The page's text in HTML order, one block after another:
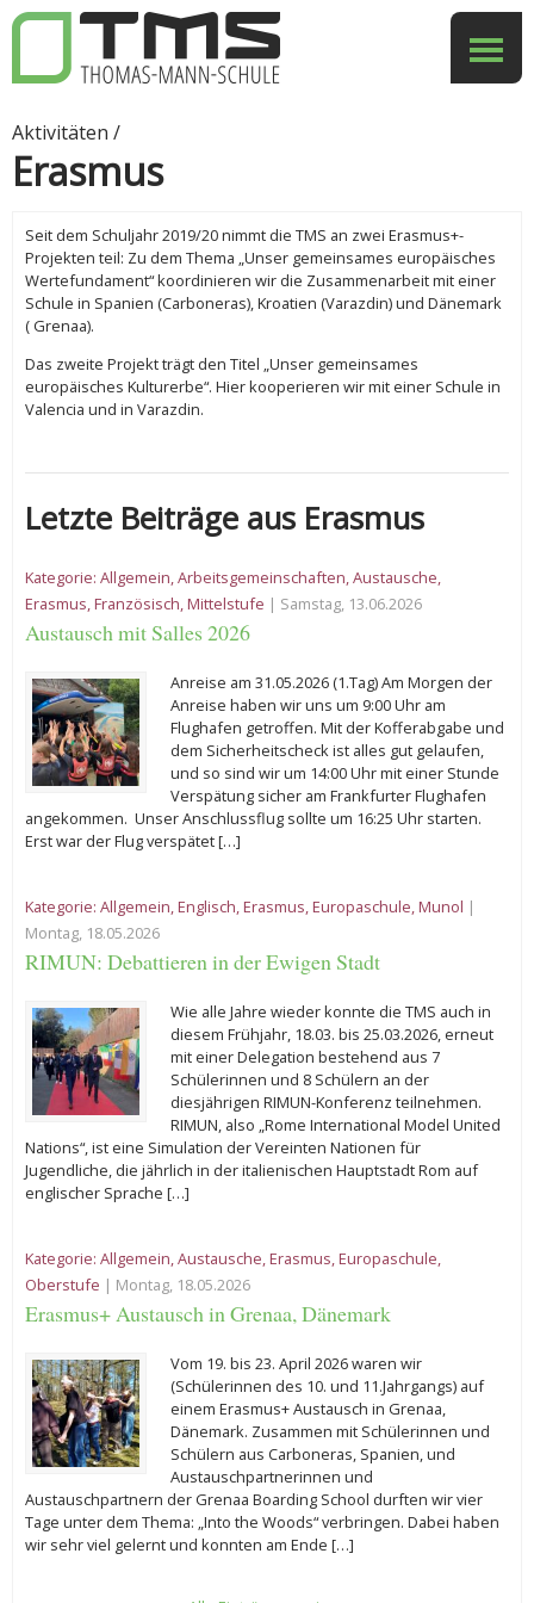
Aktivitäten /
Erasmus
Seit dem Schuljahr 2019/20 nimmt die TMS an zwei Erasmus+-
Projekten teil: Zu dem Thema „Unser gemeinsames europäisches
Wertefundament“ koordinieren wir die Zusammenarbeit mit einer
Schule in Spanien (Carboneras), Kroatien (Varazdin) und Dänemark
( Grenaa).
Das zweite Projekt trägt den Titel „Unser gemeinsames
europäisches Kulturerbe“. Hier kooperieren wir mit einer Schule in
Valencia und in Varazdin.
Letzte Beiträge aus Erasmus
Kategorie: Allgemein Arbeitsgemeinschaften Austausche
Erasmus Französisch Mittelstufe | Samstag, 13.06.2026
Austausch mit Salles 2026
Anreise am 31.05.2026 (1.Tag) Am Morgen der
Anreise haben wir uns um 9:00 Uhr am
Flughafen getroffen. Mit der Kofferabgabe und
dem Sicherheitscheck ist alles gut gelaufen,
und so sind wir um 14:00 Uhr mit einer Stunde
Verspätung sicher am Frankfurter Flughafen
angekommen. Unser Anschlussflug sollte um 16:25 Uhr starten.
Erst war der Flug verspätet […]
Kategorie: Allgemein Englisch Erasmus Europaschule Munol |
Montag, 18.05.2026
RIMUN: Debattieren in der Ewigen Stadt
Wie alle Jahre wieder konnte die TMS auch in
diesem Frühjahr, 18.03. bis 25.03.2026, erneut
mit einer Delegation bestehend aus 7
Schülerinnen und 8 Schülern an der
diesjährigen RIMUN-Konferenz teilnehmen.
RIMUN, also „Rome International Model United
Nations“, ist eine Simulation der Vereinten Nationen für
Jugendliche, die jährlich in der italienischen Hauptstadt Rom auf
englischer Sprache […]
Kategorie: Allgemein Austausche Erasmus Europaschule
Oberstufe | Montag, 18.05.2026
Erasmus+ Austausch in Grenaa, Dänemark
Vom 19. bis 23. April 2026 waren wir
(Schülerinnen des 10. und 11.Jahrgangs) auf
einem Erasmus+ Austausch in Grenaa,
Dänemark. Zusammen mit Schülerinnen und
Schülern aus Carboneras, Spanien, und
Austauschpartnerinnen und
Austauschpartnern der Grenaa Boarding School durften wir vier
Tage unter dem Thema: „Into the Woods“ verbringen. Dabei haben
wir sehr viel gelernt und konnten am Ende […]